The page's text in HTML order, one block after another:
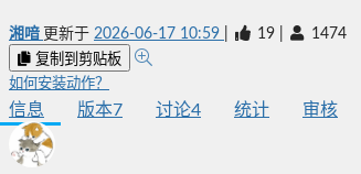
湘喑 更新于 2026-06-17 10:59 19 1474
复制到剪贴板
如何安装动作？
信息 版本7 讨论4 统计 审核